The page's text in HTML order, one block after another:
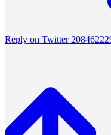
Reply on Twitter